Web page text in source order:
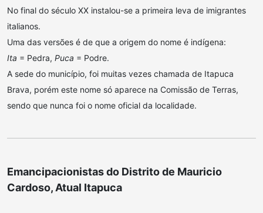
No final do século XX instalou-se a primeira leva de imigrantes
italianos.
Uma das versões é de que a origem do nome é indígena:
Ita = Pedra, Puca = Podre.
A sede do município, foi muitas vezes chamada de Itapuca
Brava, porém este nome só aparece na Comissão de Terras,
sendo que nunca foi o nome oficial da localidade.
Emancipacionistas do Distrito de Mauricio
Cardoso, Atual Itapuca